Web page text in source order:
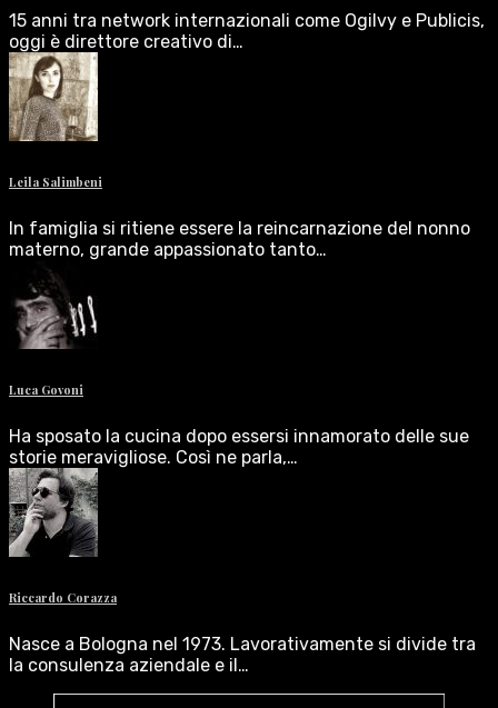
15 anni tra network internazionali come Ogilvy e Publicis,
oggi è direttore creativo di…
Leila Salimbeni
In famiglia si ritiene essere la reincarnazione del nonno
materno, grande appassionato tanto…
Luca Govoni
Ha sposato la cucina dopo essersi innamorato delle sue
storie meravigliose. Così ne parla,…
Riccardo Corazza
Nasce a Bologna nel 1973. Lavorativamente si divide tra
la consulenza aziendale e il…